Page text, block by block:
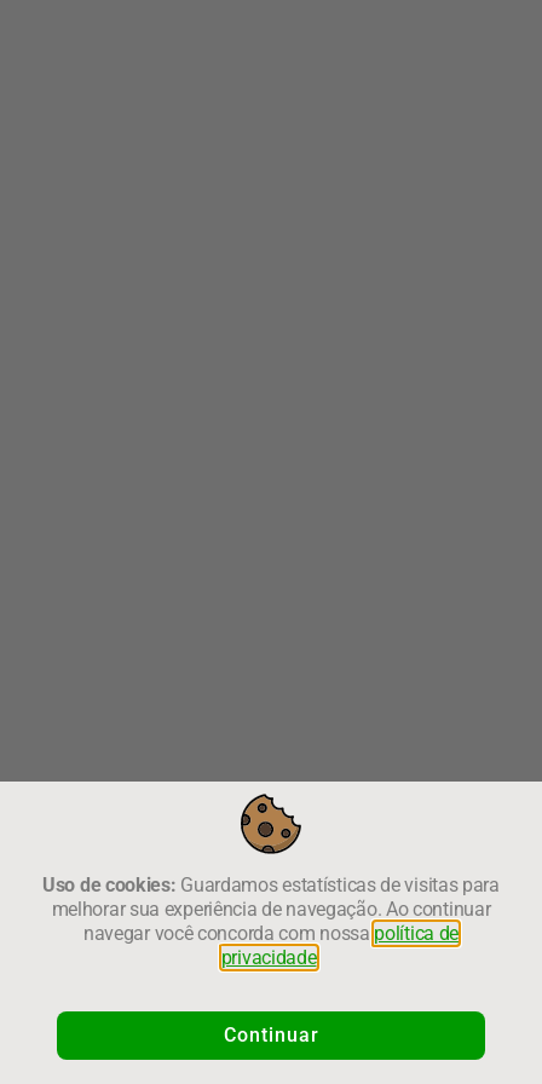
Uso de cookies: Guardamos estatísticas de visitas para
melhorar sua experiência de navegação. Ao continuar
navegar você concorda com nossa política de
privacidade.
Continuar